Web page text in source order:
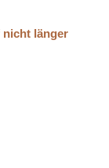
länger